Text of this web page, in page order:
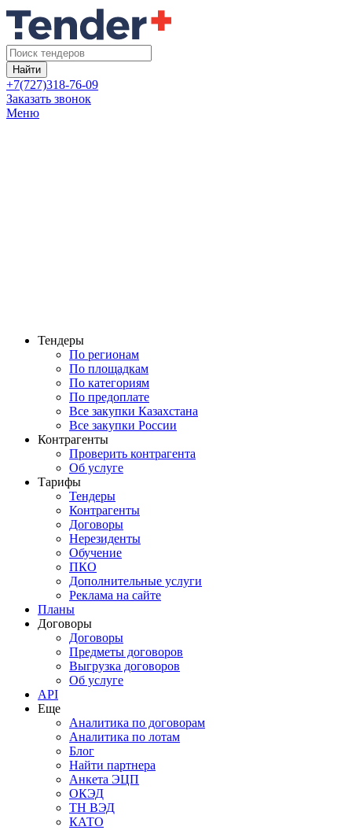
Найти
+7(727)318-76-09
Заказать звонок
Меню
Тендеры
По регионам
По площадкам
По категориям
По предоплате
Все закупки Казахстана
Все закупки России
Контрагенты
Проверить контрагента
Об услуге
Тарифы
Тендеры
Контрагенты
Договоры
Нерезиденты
Обучение
ПКО
Дополнительные услуги
Реклама на сайте
Планы
Договоры
Договоры
Предметы договоров
Выгрузка договоров
Об услуге
API
Еще
Аналитика по договорам
Аналитика по лотам
Блог
Найти партнера
Анкета ЭЦП
ОКЭД
ТН ВЭД
КАТО